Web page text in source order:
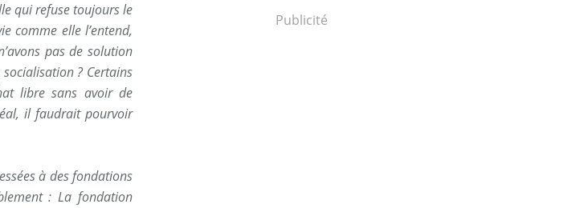
qui refuse toujours le
comme elle l’entend,
pas de solution
? Certains
libre sans avoir de
il faudrait pourvoir
à des fondations
: La fondation
Publicité